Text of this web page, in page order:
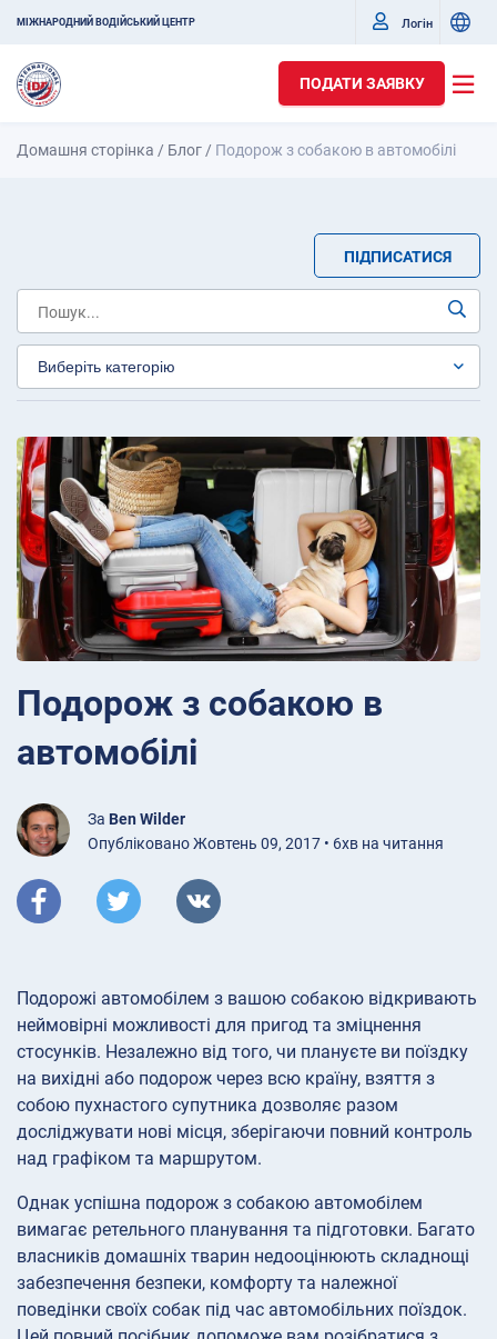
МІЖНАРОДНИЙ ВОДІЙСЬКИЙ ЦЕНТР Логін
ПОДАТИ ЗАЯВКУ
Домашня сторінка / Блог / Подорож з собакою в автомобілі
ПІДПИСАТИСЯ
Подорож з собакою в
автомобілі
За Ben Wilder
Опубліковано Жовтень 09, 2017 • 6хв на читання
Подорожі автомобілем з вашою собакою відкривають
неймовірні можливості для пригод та зміцнення
стосунків. Незалежно від того, чи плануєте ви поїздку
на вихідні або подорож через всю країну, взяття з
собою пухнастого супутника дозволяє разом
досліджувати нові місця, зберігаючи повний контроль
над графіком та маршрутом.
Однак успішна подорож з собакою автомобілем
вимагає ретельного планування та підготовки. Багато
власників домашніх тварин недооцінюють складнощі
забезпечення безпеки, комфорту та належної
поведінки своїх собак під час автомобільних поїздок.